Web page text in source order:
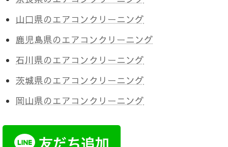
山口県のエアコンクリーニング
鹿児島県のエアコンクリーニング
石川県のエアコンクリーニング
茨城県のエアコンクリーニング
岡山県のエアコンクリーニング